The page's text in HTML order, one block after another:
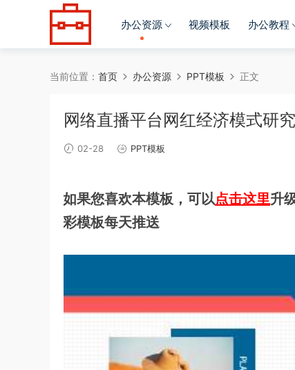
办公资源 视频模板 办公教程
当前位置： 首页 办公资源 PPT模板 正文
网络直播平台网红经济模式研
02-28 PPT模板
如果您喜欢本模板，可以点击这里升
彩模板每天推送